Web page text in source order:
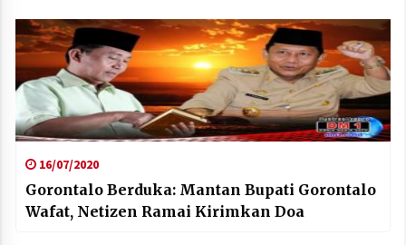
16/07/2020
Gorontalo Berduka: Mantan Bupati Gorontalo
Wafat, Netizen Ramai Kirimkan Doa